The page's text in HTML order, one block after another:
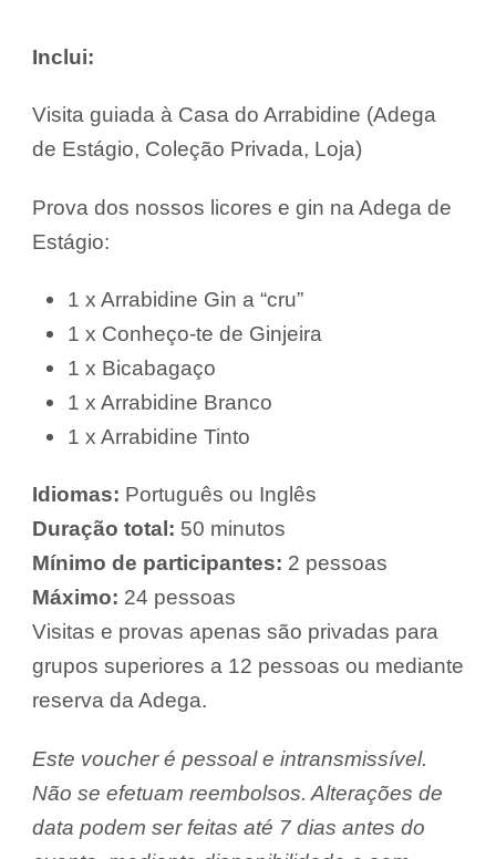
Inclui:
Visita guiada à Casa do Arrabidine (Adega
de Estágio, Coleção Privada, Loja)
Prova dos nossos licores e gin na Adega de
Estágio:
1 x Arrabidine Gin a “cru”
1 x Conheço-te de Ginjeira
1 x Bicabagaço
1 x Arrabidine Branco
1 x Arrabidine Tinto
Idiomas: Português ou Inglês
Duração total: 50 minutos
Mínimo de participantes: 2 pessoas
Máximo: 24 pessoas
Visitas e provas apenas são privadas para
grupos superiores a 12 pessoas ou mediante
reserva da Adega.
Este voucher é pessoal e intransmissível.
Não se efetuam reembolsos. Alterações de
data podem ser feitas até 7 dias antes do